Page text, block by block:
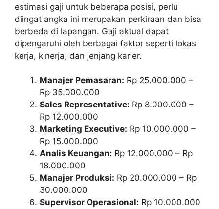
estimasi gaji untuk beberapa posisi, perlu
diingat angka ini merupakan perkiraan dan bisa
berbeda di lapangan. Gaji aktual dapat
dipengaruhi oleh berbagai faktor seperti lokasi
kerja, kinerja, dan jenjang karier.
Manajer Pemasaran: Rp 25.000.000 –
Rp 35.000.000
Sales Representative: Rp 8.000.000 –
Rp 12.000.000
Marketing Executive: Rp 10.000.000 –
Rp 15.000.000
Analis Keuangan: Rp 12.000.000 – Rp
18.000.000
Manajer Produksi: Rp 20.000.000 – Rp
30.000.000
Supervisor Operasional: Rp 10.000.000